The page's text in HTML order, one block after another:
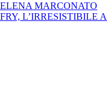
MARCONATO
L’IRRESISTIBILE